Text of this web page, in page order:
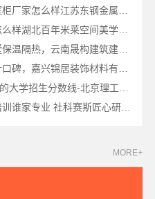
武汉高端家装口碑怎么样湖北百年米莱空间美学装饰材料有限公司
盘龙重钢装配式别墅保温隔热，云南晟构建筑建材有限公司匠心打造
大连mba辅导机构培训谁家专业 社科赛斯匠心研发备战MBA考研
MORE+